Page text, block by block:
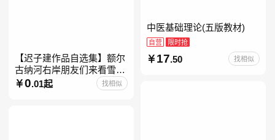
中医基础理论(五版教材)
自营 限时抢
17.50 找相似
【迟子建作品自选集】额尔
古纳河右岸朋友们来看雪吧
迟子建茅盾文学奖获奖作品
东北故事集群山之巅也是冬
0.01起 找相似